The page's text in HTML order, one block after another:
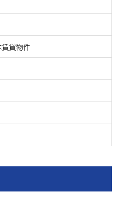
貸物件